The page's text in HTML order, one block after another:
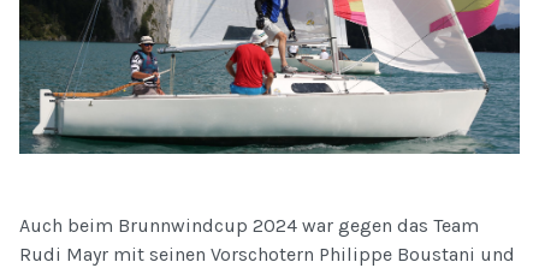
Auch beim Brunnwindcup 2024 war gegen das Team
Rudi Mayr mit seinen Vorschotern Philippe Boustani und